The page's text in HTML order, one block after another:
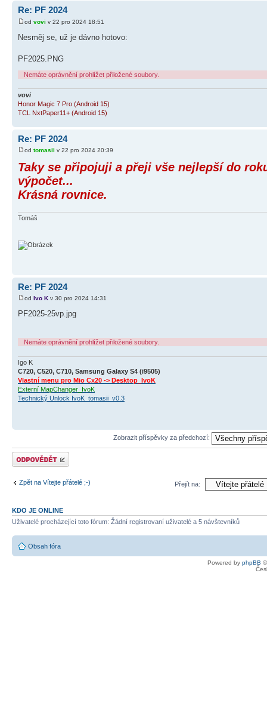
Re: PF 2024
od vovi v 22 pro 2024 18:51
Nesměj se, už je dávno hotovo:
PF2025.PNG
Nemáte oprávnění prohlížet přiložené soubory.
vovi
Honor Magic 7 Pro (Android 15)
TCL NxtPaper11+ (Android 15)
Re: PF 2024
od tomasii v 22 pro 2024 20:39
Taky se připojuji a přeji vše nejlepší do
výpočet...
Krásná rovnice.
Tomáš
Re: PF 2024
od Ivo K v 30 pro 2024 14:31
PF2025-25vp.jpg
Nemáte oprávnění prohlížet přiložené soubory.
Igo K
C720, C520, C710, Samsung Galaxy S4 (i9505)
Vlastní menu pro Mio Cx20 -> Desktop_IvoK
Externí MapChanger_IvoK
Technický Unlock IvoK_tomasii_v0.3
Zobrazit příspěvky za předchozí:
Odeslat odpověď
Zpět na Vítejte přátelé ;-) Přejít na:
KDO JE ONLINE
Uživatelé procházející toto fórum: Žádní registrovaní uživatelé a 5 návštevníků
Obsah fóra
Powered by phpBB